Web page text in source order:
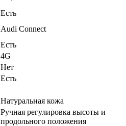
Есть
Audi Connect
Есть
4G
Нет
Есть
Натуральная кожа
Ручная регулировка высоты и
продольного положения